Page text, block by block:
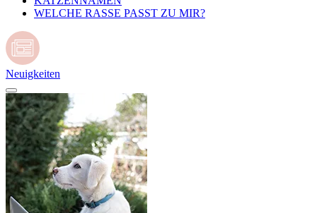
WELCHE RASSE PASST ZU MIR?
Neuigkeiten